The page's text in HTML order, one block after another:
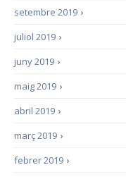
›
setembre 2019
›
juliol 2019
›
juny 2019
›
maig 2019
›
abril 2019
›
març 2019
›
febrer 2019